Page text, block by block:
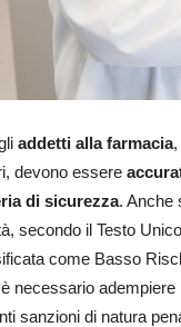
addetti alla farmacia,
devono essere
di sicurezza. Anche
secondo il Testo
come Basso
necessario
sanzioni di natura